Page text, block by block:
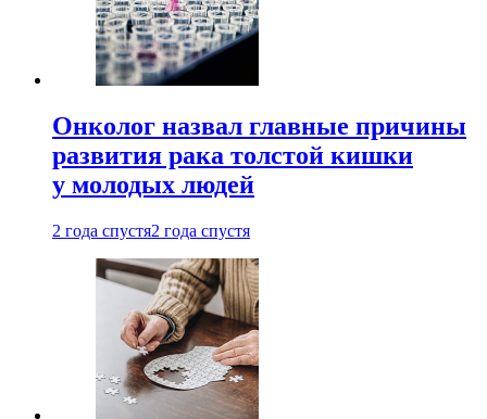
Онколог назвал главные причины
развития рака толстой кишки
у молодых людей
2 года спустя2 года спустя